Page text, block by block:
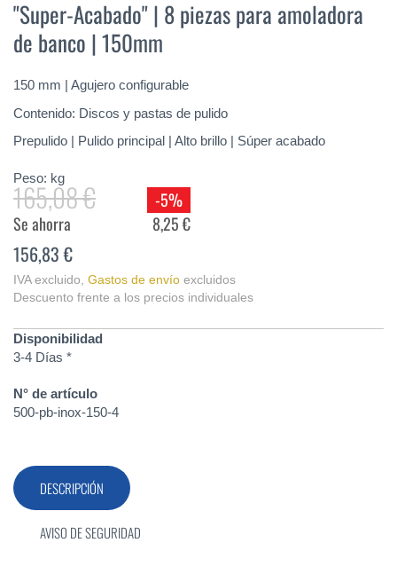
de
la
galería
imágenes
"Super-Acabado" | 8 piezas para amoladora
de banco | 150mm
150 mm | Agujero configurable
Contenido: Discos y pastas de pulido
Prepulido | Pulido principal | Alto brillo | Súper acabado
Peso: kg
165,08 €
-5%
Se ahorra
8,25 €
156,83 €
IVA excluido, Gastos de envío excluidos
Descuento frente a los precios individuales
Disponibilidad
3-4 Días *
N° de artículo
500-pb-inox-150-4
DESCRIPCIÓN
AVISO DE SEGURIDAD